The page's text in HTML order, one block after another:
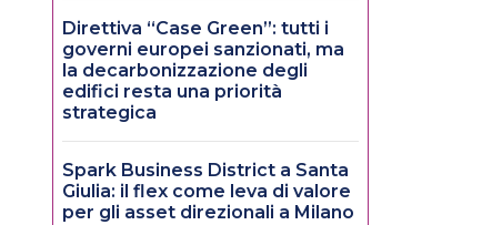
Direttiva “Case Green”: tutti i
governi europei sanzionati, ma
la decarbonizzazione degli
edifici resta una priorità
strategica
Spark Business District a Santa
Giulia: il flex come leva di valore
per gli asset direzionali a Milano